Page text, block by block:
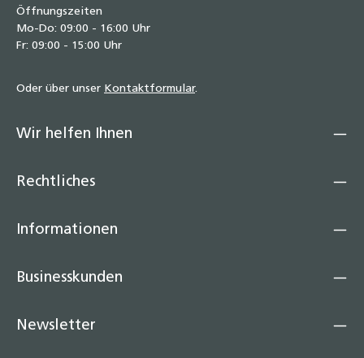
Öffnungszeiten
Mo-Do: 09:00 - 16:00 Uhr
Fr: 09:00 - 15:00 Uhr
Oder über unser Kontaktformular.
Wir helfen Ihnen
Rechtliches
Informationen
Businesskunden
Newsletter